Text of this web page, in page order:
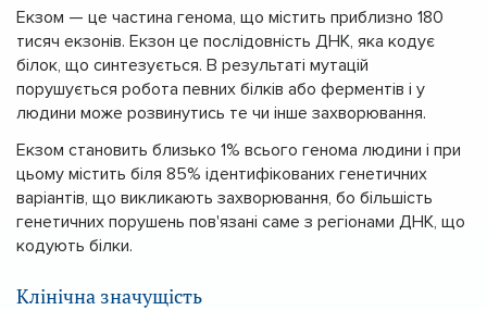
Екзом — це частина генома, що містить приблизно 180
тисяч екзонів. Екзон це послідовність ДНК, яка кодує
білок, що синтезується. В результаті мутацій
порушується робота певних білків або ферментів і у
людини може розвинутись те чи інше захворювання.
Екзом становить близько 1% всього генома людини і при
цьому містить біля 85% ідентифікованих генетичних
варіантів, що викликають захворювання, бо більшість
генетичних порушень пов'язані саме з регіонами ДНК, що
кодують білки.
Клінічна значущість